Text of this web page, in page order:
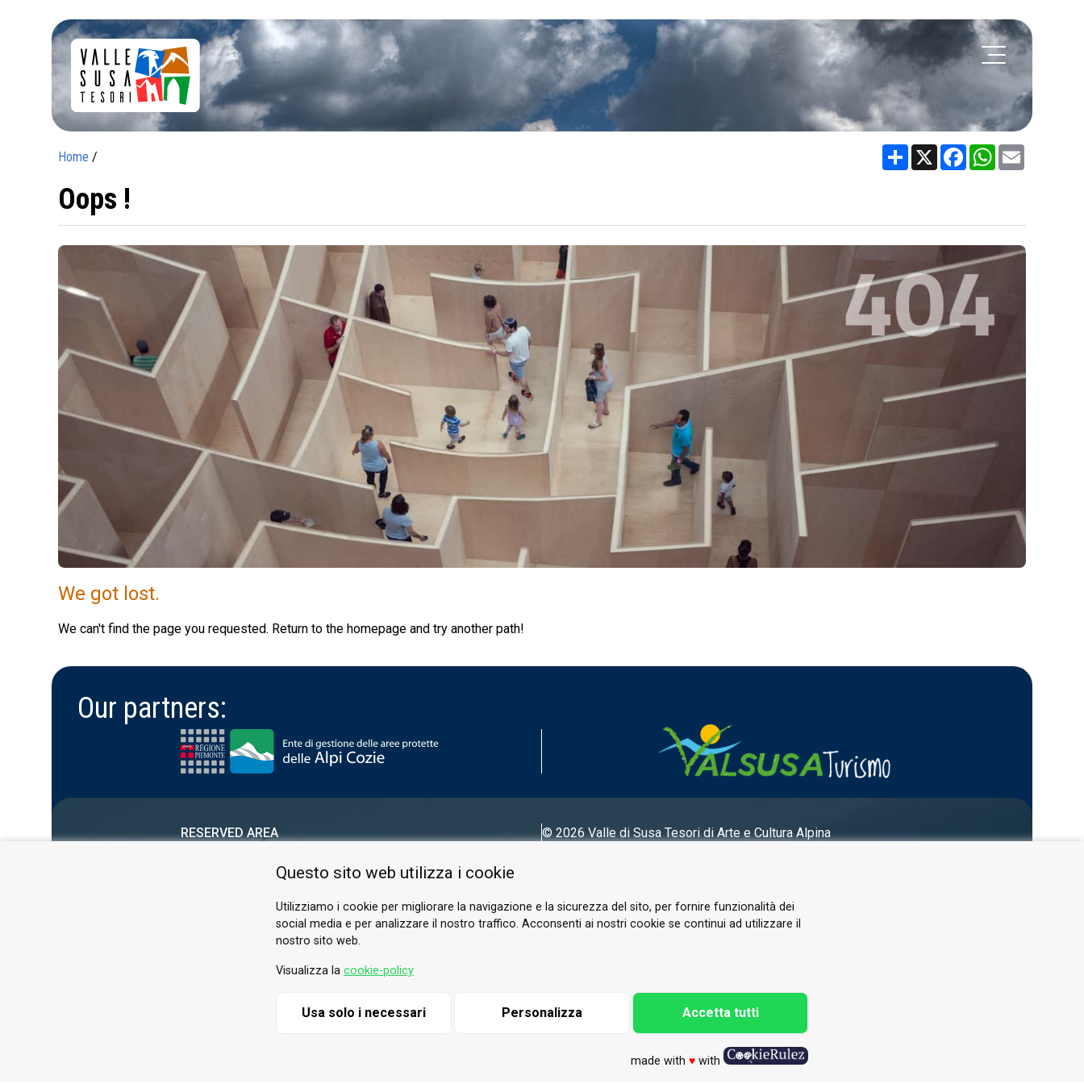
Home / Share X FacebookWhatsApp
Oops !
We got lost.
We can't find the page you requested. Return to the homepage and try another path!
Our partners:
RESERVED AREA
© 2026 Valle di SusaTesori di Arte e Cultura Alpina
Questo sito web utilizza i cookie
Utilizziamo i cookie per migliorare la navigazione e la sicurezza del sito, per fornire funzionalità dei
social media e per analizzare il nostro traffico. Acconsenti ai nostri cookie se continui ad utilizzare il
nostro sito web.
Visualizza la cookie-policy
Usa solo i necessari Personalizza Accetta tutti
made with ♥with